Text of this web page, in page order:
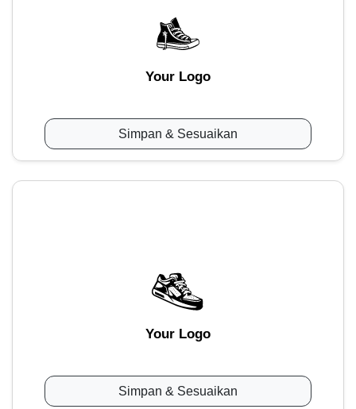
Your Logo
Simpan & Sesuaikan
Your Logo
Simpan & Sesuaikan